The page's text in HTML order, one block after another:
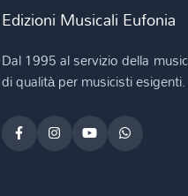
Edizioni Musicali Eufonia
Dal 1995 al servizio della
di qualità per musicisti esigenti.